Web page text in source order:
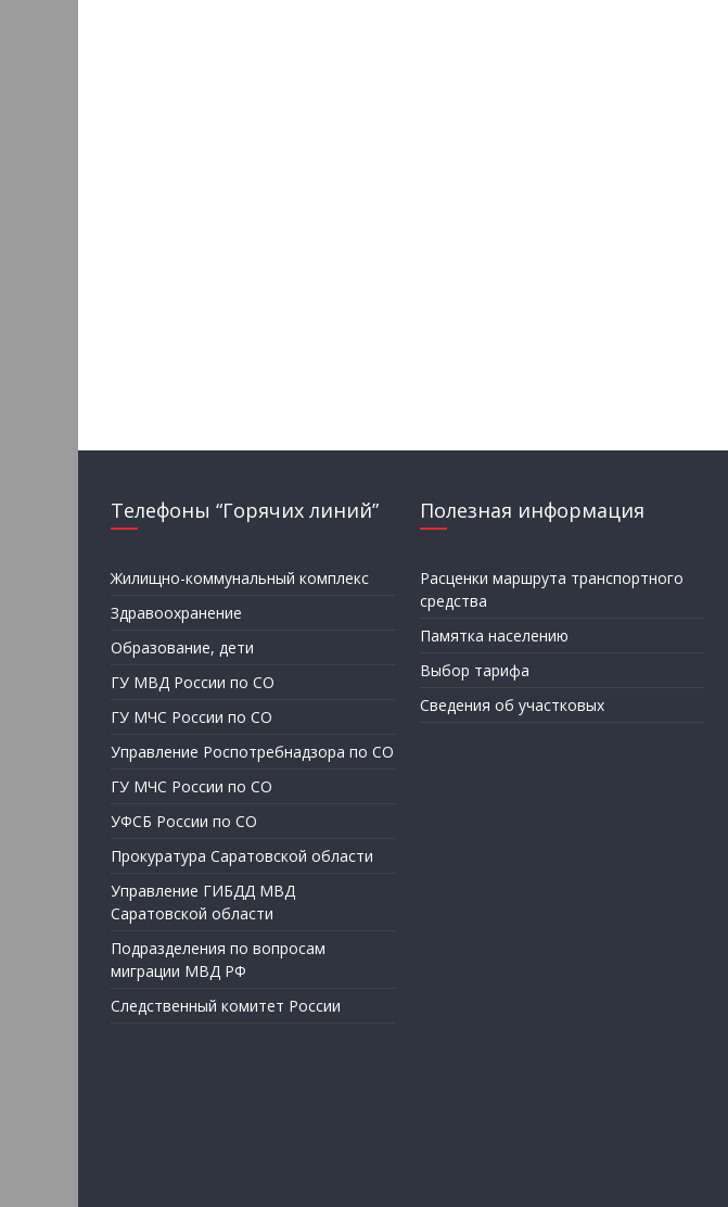
Телефоны “Горячих линий”
Жилищно-коммунальный комплекс
Здравоохранение
Образование, дети
ГУ МВД России по СО
ГУ МЧС России по СО
Управление Роспотребнадзора по СО
ГУ МЧС России по СО
УФСБ России по СО
Прокуратура Саратовской области
Управление ГИБДД МВД
Саратовской области
Подразделения по вопросам
миграции МВД РФ
Следственный комитет России
Полезная информация
Расценки маршрута транспортного
средства
Памятка населению
Выбор тарифа
Сведения об участковых